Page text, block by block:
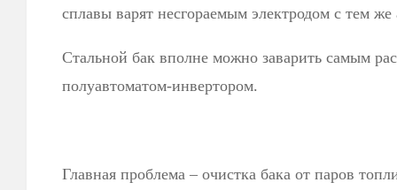
сплавы варят несгораемым электродом с тем же
Стальной бак вполне можно заварить самым
полуавтоматом-инвертором.
Главная проблема – очистка бака от паров